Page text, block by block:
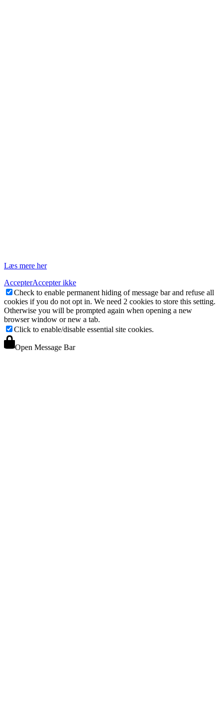
Læs mere her
AccepterAccepter ikke
Check to enable permanent hiding of message bar and refuse all
cookies if you do not opt in. We need 2 cookies to store this setting.
Otherwise you will be prompted again when opening a new
browser window or new a tab.
Click to enable/disable essential site cookies.
Open Message Bar